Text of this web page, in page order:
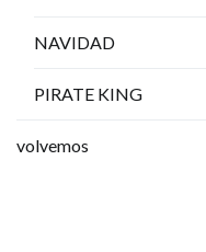
NAVIDAD
PIRATE KING
volvemos